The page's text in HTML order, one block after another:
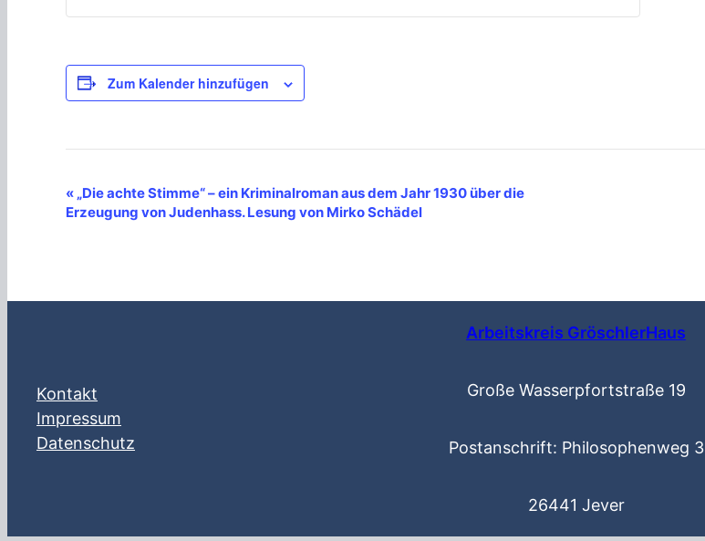
Zum Kalender hinzufügen
V
e
n
a
l
t
« „Die achte Stimme“ – ein Kriminalroman aus dem Jahr 1930 über die
Erzeugung von Judenhass. Lesung von Mirko Schädel
Kontakt
Impressum
Datenschutz
Arbeitskreis GröschlerHaus
Große Wasserpfortstraße 19
Postanschrift: Philosophenweg 3
26441 Jever